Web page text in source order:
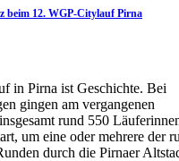
beim 12. WGP-Citylauf Pirna
in Pirna ist Geschichte. Bei
gingen am vergangenen
rund 550
um eine oder mehrere der
durch die Pirnaer